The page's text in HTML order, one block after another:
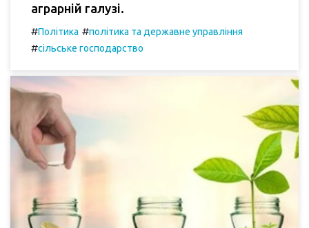
аграрній галузі.
#Політика #політика та державне управління
#сільське господарство